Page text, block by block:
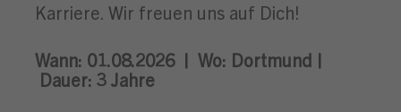
Karriere. Wir freuen uns auf Dich!
Wann: 01.08.2026 | Wo: Dortmund |
Dauer: 3 Jahre